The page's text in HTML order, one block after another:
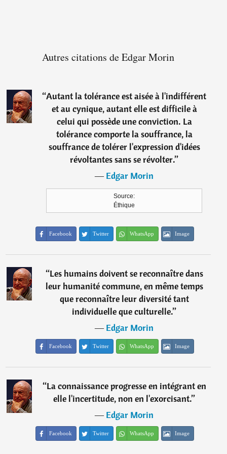
Autres citations de Edgar Morin
“Autant la tolérance est aisée à l'indifférent
et au cynique, autant elle est difficile à
celui qui possède une conviction. La
tolérance comporte la souffrance, la
souffrance de tolérer l'expression d'idées
révoltantes sans se révolter.”
―Edgar Morin
Source:
Éthique
Facebook Twitter WhatsApp Image
“Les humains doivent se reconnaître dans
leur humanité commune, en même temps
que reconnaître leur diversité tant
individuelle que culturelle.”
―Edgar Morin
Facebook Twitter WhatsApp Image
“La connaissance progresse en intégrant en
elle l'incertitude, non en l'exorcisant.”
―Edgar Morin
Facebook Twitter WhatsApp Image